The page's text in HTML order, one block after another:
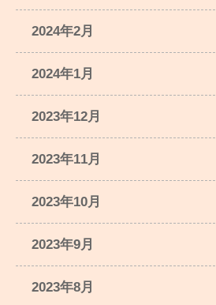
2024年2月
2024年1月
2023年12月
2023年11月
2023年10月
2023年9月
2023年8月